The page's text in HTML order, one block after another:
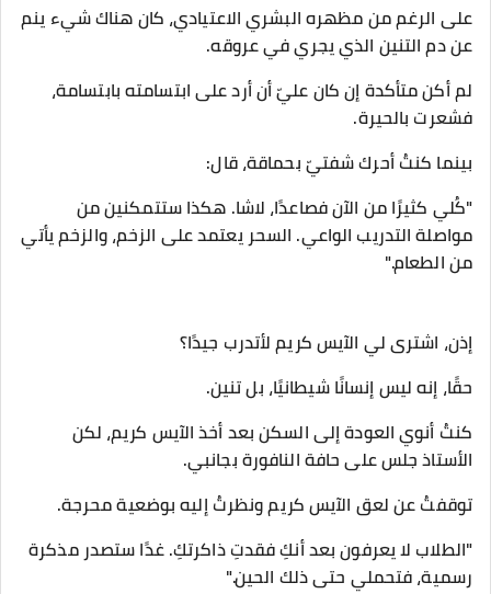
على الرغم من مظهره البشري الاعتيادي، كان هناك شيء ينم
عن دم التنين الذي يجري في عروقه.
لم أكن متأكدة إن كان عليّ أن أرد على ابتسامته بابتسامة،
فشعرت بالحيرة.
بينما كنتُ أحرك شفتيّ بحماقة، قال:
"كُلي كثيرًا من الآن فصاعدًا، لاشا. هكذا ستتمكنين من
مواصلة التدريب الواعي. السحر يعتمد على الزخم، والزخم يأتي
من الطعام."
إذن، اشترى لي الآيس كريم لأتدرب جيدًا؟
حقًا، إنه ليس إنسانًا شيطانيًا، بل تنين.
كنتُ أنوي العودة إلى السكن بعد أخذ الآيس كريم، لكن
الأستاذ جلس على حافة النافورة بجانبي.
توقفتُ عن لعق الآيس كريم ونظرتُ إليه بوضعية محرجة.
"الطلاب لا يعرفون بعد أنكِ فقدتِ ذاكرتكِ. غدًا ستصدر مذكرة
رسمية، فتحملي حتى ذلك الحين."